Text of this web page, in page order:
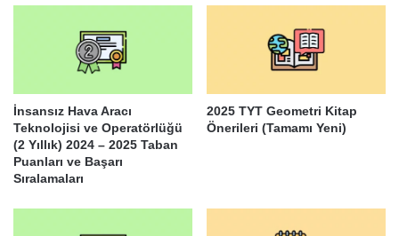
İnsansız Hava Aracı
Teknolojisi ve Operatörlüğü
(2 Yıllık) 2024 – 2025 Taban
Puanları ve Başarı
Sıralamaları
2025 TYT Geometri Kitap
Önerileri (Tamamı Yeni)